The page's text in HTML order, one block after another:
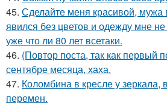
45. Сделайте меня красивой, мужа
явился без цветов и одежду мне
уже что ли 80 лет всетаки.
46. (Повтор поста, так как первый
сентябре месяца, хаха.
47. Коломбина в кресле у зеркала,
перемен.